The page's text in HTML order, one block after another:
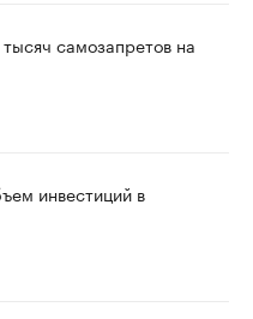
самозапретов на
инвестиций в